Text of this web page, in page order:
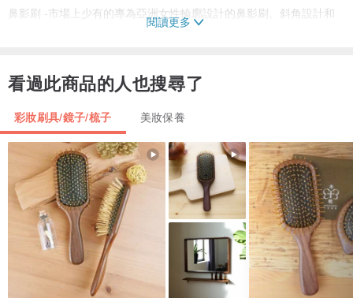
鼻影刷 -市場上少有的專為亞洲女性輪廓設計的鼻影刷。斜角設計和
20. Mega Browie (單支售價NT$460)
超寬眉刷 - 獨家設計加寬斜角眉掃（可能是市面上最寬的眉刷），眉
毛上色速度比一般眉掃快3倍！平滑的直邊，讓你輕鬆勾勒出眉型線條
以下感謝 @Hereistina 對11號Shade的分享！❤️
閱讀更多
看過此商品的人也搜尋了
彩妝刷具/鏡子/梳子 美妝保養